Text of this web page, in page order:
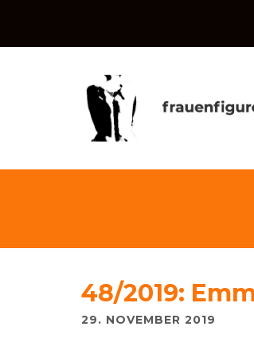
48/2019:
29. NOVEMBER 2019